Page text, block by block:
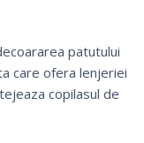
patutului
care ofera lenjeriei
copilasul de